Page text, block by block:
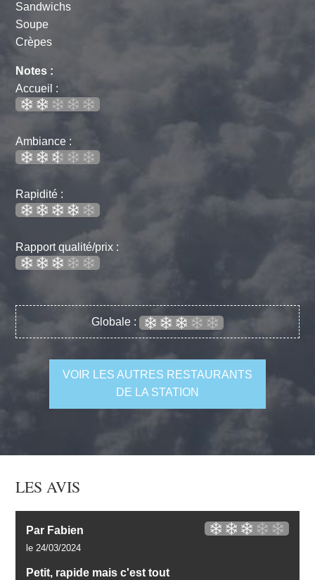
Sandwichs
Soupe
Crèpes
Notes :
Accueil :
Ambiance :
Rapidité :
Rapport qualité/prix :
Globale :
VOIR LES AUTRES RESTAURANTS
DE LA STATION
LES AVIS
Par Fabien
le 24/03/2024
Petit, rapide mais c'est tout